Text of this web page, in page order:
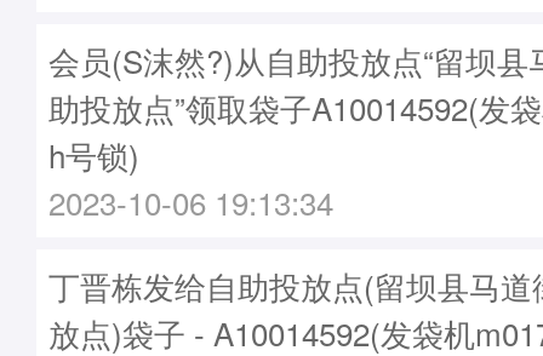
会员(S沫然?)从自助投放点“留坝县
助投放点”领取袋子A10014592(发
h号锁)
2023-10-06 19:13:34
丁晋栋发给自助投放点(留坝县马
放点)袋子 - A10014592(发袋机